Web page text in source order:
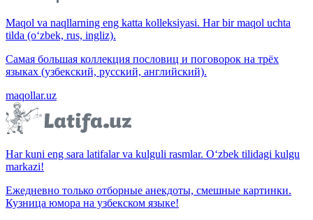
Maqol va naqllarning eng katta kolleksiyasi. Har bir maqol uchta
tilda (o‘zbek, rus, ingliz).
Самая большая коллекция пословиц и поговорок на трёх
языках (узбекский, русский, английский).
maqollar.uz
Har kuni eng sara latifalar va kulguli rasmlar. O‘zbek tilidagi kulgu
markazi!
Ежедневно только отборные анекдоты, смешные картинки.
Кузница юмора на узбекском языке!